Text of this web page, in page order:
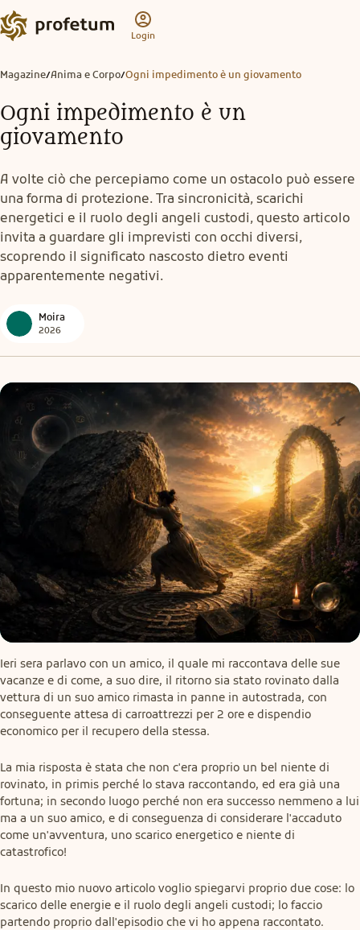
Login
Magazine/Anima e Corpo/Ogni impedimento è un giovamento
Ogni impedimento è un
giovamento
A volte ciò che percepiamo come un ostacolo può essere
una forma di protezione. Tra sincronicità, scarichi
energetici e il ruolo degli angeli custodi, questo articolo
invita a guardare gli imprevisti con occhi diversi,
scoprendo il significato nascosto dietro eventi
apparentemente negativi.
Moira
2026
Ieri sera parlavo con un amico, il quale mi raccontava delle sue
vacanze e di come, a suo dire, il ritorno sia stato rovinato dalla
vettura di un suo amico rimasta in panne in autostrada, con
conseguente attesa di carroattrezzi per 2 ore e dispendio
economico per il recupero della stessa.
La mia risposta è stata che non c'era proprio un bel niente di
rovinato, in primis perché lo stava raccontando, ed era già una
fortuna; in secondo luogo perché non era successo nemmeno a lui
ma a un suo amico, e di conseguenza di considerare l'accaduto
come un'avventura, uno scarico energetico e niente di
catastrofico!
In questo mio nuovo articolo voglio spiegarvi proprio due cose: lo
scarico delle energie e il ruolo degli angeli custodi; lo faccio
partendo proprio dall'episodio che vi ho appena raccontato.